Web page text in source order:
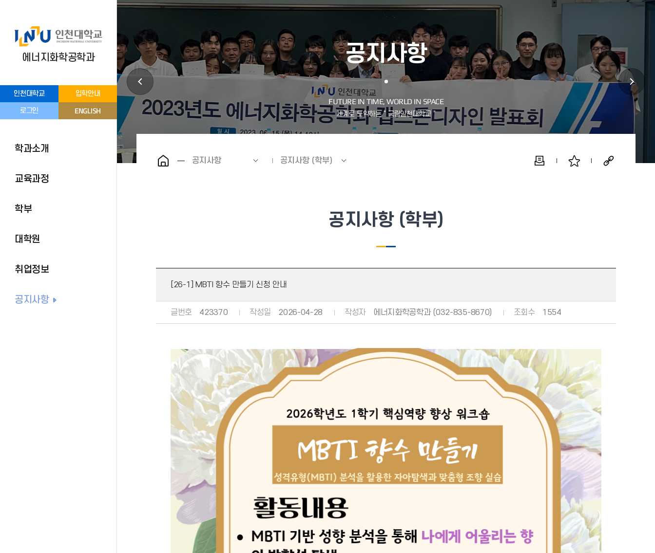
인천대학교 입학안내
로그인 ENGLISH
에너지화학공학과
학과소개
교육과정
학부
대학원
취업정보
공지사항
공지사항
공지사항 공지사항 (학부)
공지사항 (학부)
[26-1] MBTI 향수 만들기 신청 안내
글번호 423370 작성일 2026-04-28 작성자 에너지화학공학과 (032-835-8670) 조회수 1554